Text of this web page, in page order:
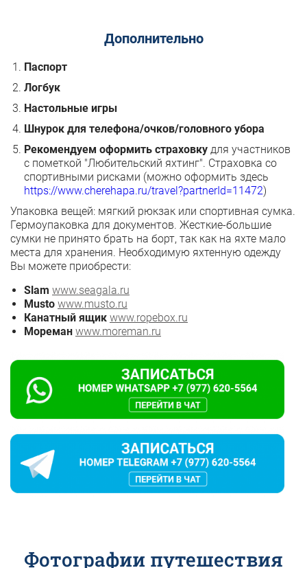
Дополнительно
Паспорт
Логбук
Настольные игры
Шнурок для телефона/очков/головного убора
Рекомендуем оформить страховку для участников
с пометкой "Любительский яхтинг". Страховка со
спортивными рисками (можно оформить здесь
https://www.cherehapa.ru/travel?partnerId=11472)
Упаковка вещей: мягкий рюкзак или спортивная сумка.
Гермоупаковка для документов. Жесткие-большие
сумки не принято брать на борт, так как на яхте мало
места для хранения. Необходимую яхтенную одежду
Вы можете приобрести:
Slam www.seagala.ru
Musto www.musto.ru
Канатный ящик www.ropebox.ru
Мореман www.moreman.ru
Фотографии путешествия